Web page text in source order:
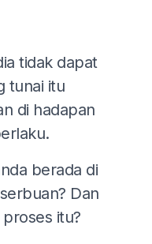
tidak dapat
tunai itu
di hadapan
berada di
Dan
itu?